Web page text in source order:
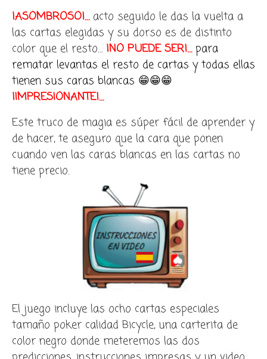
¡ASOMBROSO!…acto seguido le das la vuelta a
las cartas elegidas y su dorso es de distinto
color que el resto… ¡NO PUEDE SER!… para
rematar levantas el resto de cartas y todas ellas
tienen sus caras blancas 😁😁😁
¡IMPRESIONANTE!…
Este truco de magia es súper fácil de aprender y
de hacer, te aseguro que la cara que ponen
cuando ven las caras blancas en las cartas no
tiene precio.
El juego incluye las ocho cartas especiales
tamaño poker calidad Bicycle, una carterita de
color negro donde meteremos las dos